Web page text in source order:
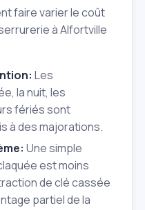
faire varier le coût
à Alfortville
Les
la nuit, les
fériés sont
à des majorations.
Une simple
est moins
de clé cassée
partiel de la